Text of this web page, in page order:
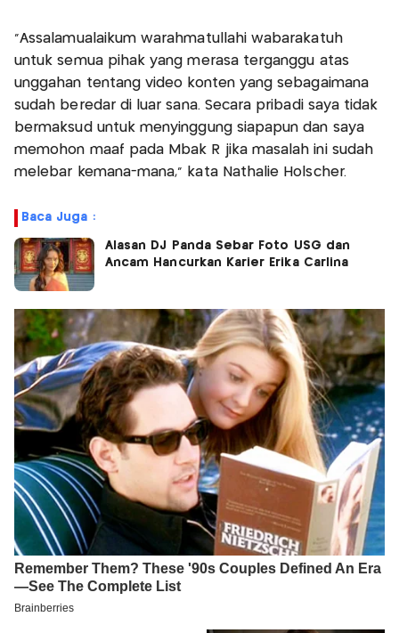
"Assalamualaikum warahmatullahi wabarakatuh
untuk semua pihak yang merasa terganggu atas
unggahan tentang video konten yang sebagaimana
sudah beredar di luar sana. Secara pribadi saya tidak
bermaksud untuk menyinggung siapapun dan saya
memohon maaf pada Mbak R jika masalah ini sudah
melebar kemana-mana," kata Nathalie Holscher.
Baca Juga :
Alasan DJ Panda Sebar Foto USG dan
Ancam Hancurkan Karier Erika Carlina